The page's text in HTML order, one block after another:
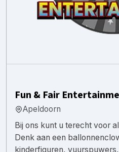
Fun & Fair
Apeldoorn
Bij ons kunt u terecht voor
Denk aan een
kinderfiguren,